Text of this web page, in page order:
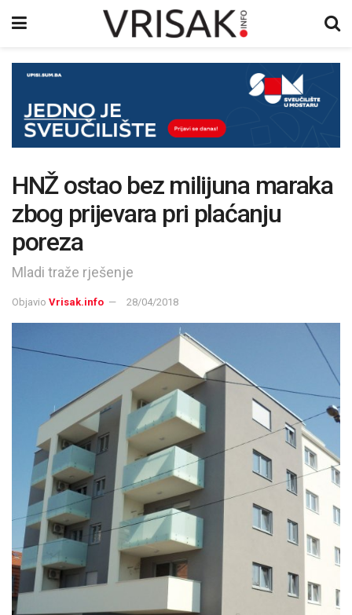
HNŽ ostao bez milijuna maraka
zbog prijevara pri plaćanju
poreza
Mladi traže rješenje
Objavio Vrisak.info 28/04/2018